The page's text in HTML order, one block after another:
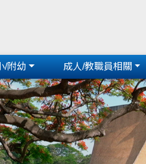
/附幼 成人/教職員相關